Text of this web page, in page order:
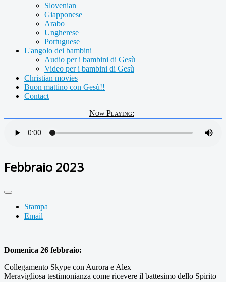
Slovenian
Giapponese
Arabo
Ungherese
Portuguese
L'angolo dei bambini
Audio per i bambini di Gesù
Video per i bambini di Gesù
Christian movies
Buon mattino con Gesù!!
Contact
Now Playing:
Febbraio 2023
Stampa
Email
Domenica 26 febbraio:
Collegamento Skype con Aurora e Alex
Meravigliosa testimonianza come ricevere il battesimo dello Spirito